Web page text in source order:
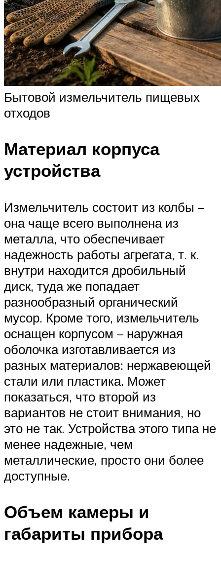
Бытовой измельчитель пищевых
отходов
Материал корпуса
устройства
Измельчитель состоит из колбы –
она чаще всего выполнена из
металла, что обеспечивает
надежность работы агрегата, т. к.
внутри находится дробильный
диск, туда же попадает
разнообразный органический
мусор. Кроме того, измельчитель
оснащен корпусом – наружная
оболочка изготавливается из
разных материалов: нержавеющей
стали или пластика. Может
показаться, что второй из
вариантов не стоит внимания, но
это не так. Устройства этого типа не
менее надежные, чем
металлические, просто они более
доступные.
Объем камеры и
габариты прибора